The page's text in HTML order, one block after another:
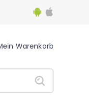
Warenkorb